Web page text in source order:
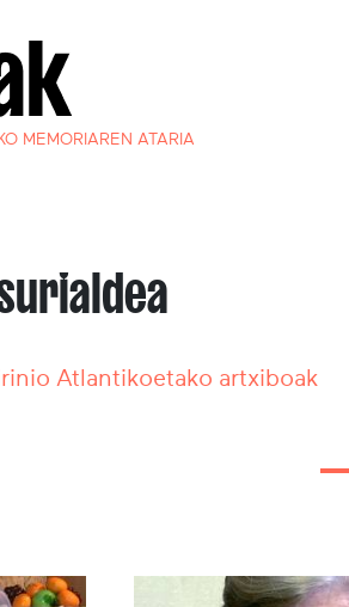
MEMORIAREN ATARIA
Atlantikoetako artxiboak